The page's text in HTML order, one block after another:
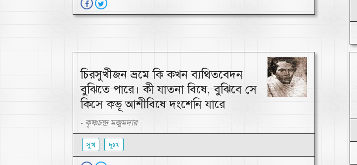
চিরসুখীজন ভ্রমে কি কখন ব্যথিতবেদন
বুঝিতে পারে। কী যাতনা বিষে, বুঝিবে সে
কিসে কভূ আশীবিষে দংশেনি যারে
- কৃষ্ণচন্দ্র মজুমদার
সুখ দুঃখ